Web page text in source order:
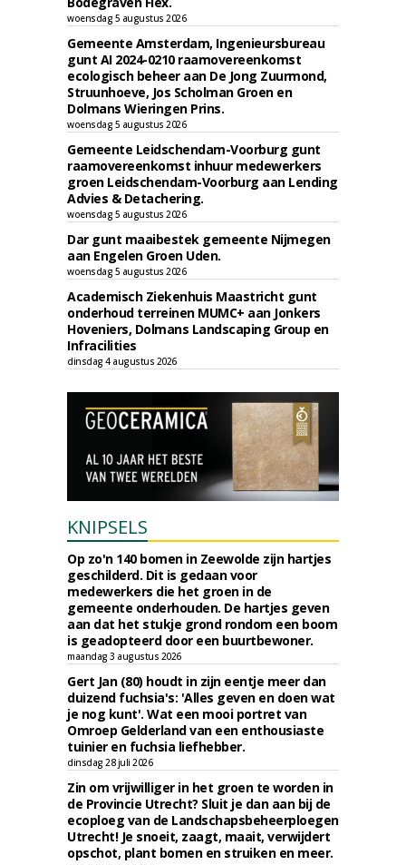
woensdag 5 augustus 2026
Gemeente Amsterdam, Ingenieursbureau
gunt AI 2024-0210 raamovereenkomst
ecologisch beheer aan De Jong Zuurmond,
Struunhoeve, Jos Scholman Groen en
Dolmans Wieringen Prins.
woensdag 5 augustus 2026
Gemeente Leidschendam-Voorburg gunt
raamovereenkomst inhuur medewerkers
groen Leidschendam-Voorburg aan Lending
Advies & Detachering.
woensdag 5 augustus 2026
Dar gunt maaibestek gemeente Nijmegen
aan Engelen Groen Uden.
woensdag 5 augustus 2026
Academisch Ziekenhuis Maastricht gunt
onderhoud terreinen MUMC+ aan Jonkers
Hoveniers, Dolmans Landscaping Group en
Infracilities
dinsdag 4 augustus 2026
KNIPSELS
Op zo'n 140 bomen in Zeewolde zijn hartjes
geschilderd. Dit is gedaan voor
medewerkers die het groen in de
gemeente onderhouden. De hartjes geven
aan dat het stukje grond rondom een boom
is geadopteerd door een buurtbewoner.
maandag 3 augustus 2026
Gert Jan (80) houdt in zijn eentje meer dan
duizend fuchsia's: 'Alles geven en doen wat
je nog kunt'. Wat een mooi portret van
Omroep Gelderland van een enthousiaste
tuinier en fuchsia liefhebber.
dinsdag 28 juli 2026
Zin om vrijwilliger in het groen te worden in
de Provincie Utrecht? Sluit je dan aan bij de
ecoploeg van de Landschapsbeheerploegen
Utrecht! Je snoeit, zaagt, maait, verwijdert
opschot, plant bomen en struiken en meer.